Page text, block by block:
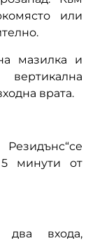
или
мазилка и
врата.
минути от
два входа,